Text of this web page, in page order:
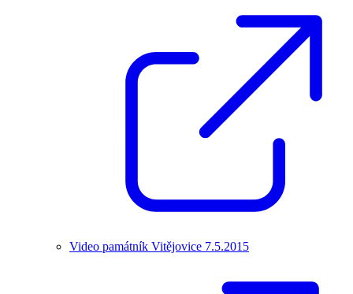
Video památník Vitějovice 7.5.2015